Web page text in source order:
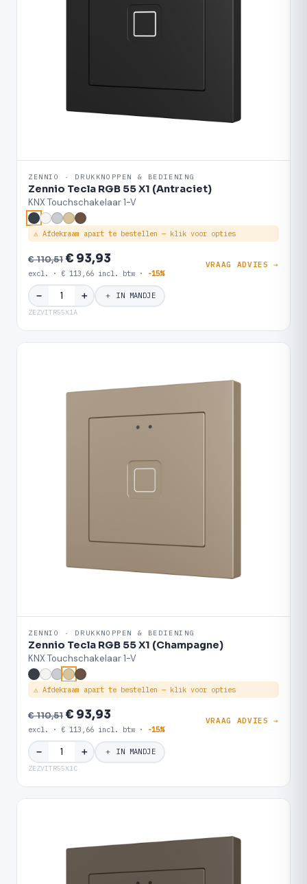
ZENNIO · DRUKKNOPPEN & BEDIENING
Zennio Tecla RGB 55 X1 (Antraciet)
KNX Touchschakelaar 1-V
⚠ Afdekraam apart te bestellen — klik voor opties
€ 110,51€ 93,93
excl. · € 113,66 incl. btw · -15%
VRAAG ADVIES →
− ＋ ＋ IN MANDJE
ZEZVITR55X1A
ZENNIO · DRUKKNOPPEN & BEDIENING
Zennio Tecla RGB 55 X1 (Champagne)
KNX Touchschakelaar 1-V
⚠ Afdekraam apart te bestellen — klik voor opties
€ 110,51€ 93,93
excl. · € 113,66 incl. btw · -15%
VRAAG ADVIES →
− ＋ ＋ IN MANDJE
ZEZVITR55X1C